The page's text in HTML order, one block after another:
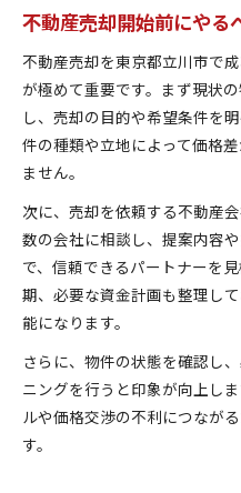
不動産売却開始前にやる
不動産売却を東京都立川市で
が極めて重要です。まず現状
し、売却の目的や希望条件を
件の種類や立地によって価格
ません。
次に、売却を依頼する不動産
数の会社に相談し、提案内容
で、信頼できるパートナーを
期、必要な資金計画も整理し
能になります。
さらに、物件の状態を確認し
ニングを行うと印象が向上し
ルや価格交渉の不利につなが
す。